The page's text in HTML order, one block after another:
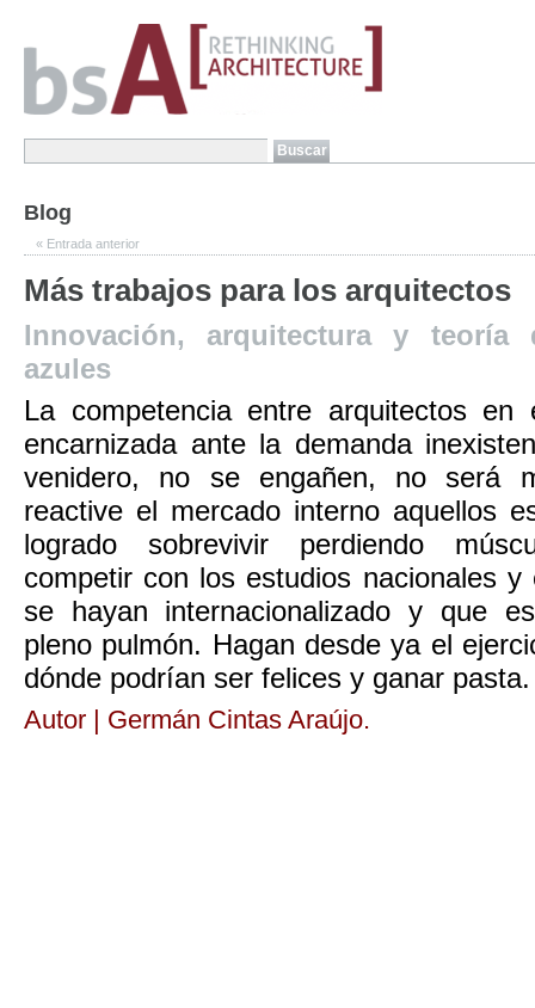
Blog
« Entrada anterior
Más trabajos para los arquitectos
Innovación, arquitectura y teoría
azules
La competencia entre arquitectos en
encarnizada ante la demanda
venidero, no se engañen, no será
reactive el mercado interno aquellos
logrado sobrevivir perdiendo
competir con los estudios nacionales y
se hayan internacionalizado y que
pleno pulmón. Hagan desde ya el
dónde podrían ser felices y ganar pasta.
Autor | Germán Cintas Araújo.